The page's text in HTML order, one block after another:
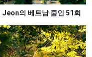
Jeon의 ​베트남 ​줌인 51회